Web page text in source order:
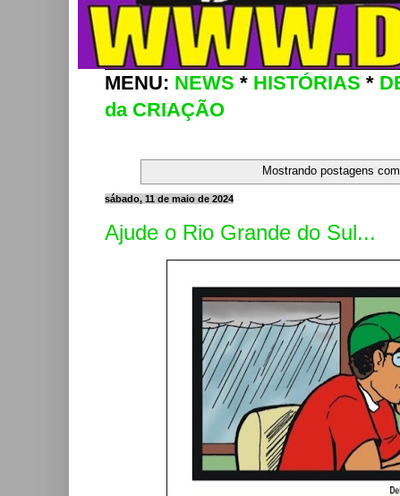
MENU: NEWS * HISTÓRIAS *
da CRIAÇÃO
Mostrando postagens
sábado, 11 de maio de 2024
Ajude o Rio Grande do Sul...